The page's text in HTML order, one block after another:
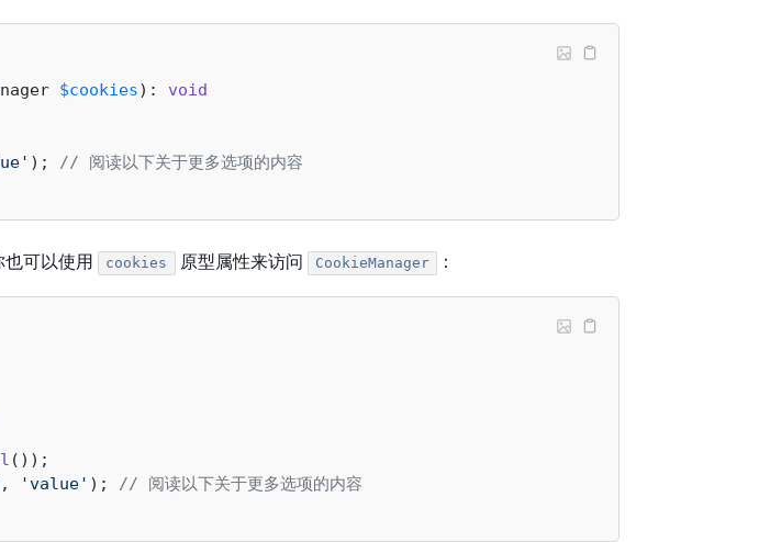
$cookies): void
); // 阅读以下关于更多选项的内容
可以使用 cookies 原型属性来访问 CookieManager ：
());
, 'value' ); // 阅读以下关于更多选项的内容